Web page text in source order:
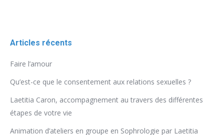
Articles récents
Faire l’amour
Qu’est-ce que le consentement aux relations sexuelles ?
Laetitia Caron, accompagnement au travers des différentes
étapes de votre vie
Animation d’ateliers en groupe en Sophrologie par Laetitia